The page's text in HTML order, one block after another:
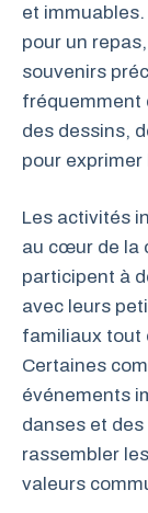
et
pour un
souvenirs
fréquemment
des dessins,
pour
Les activités
au cœur de la
participent à
avec leurs
familiaux tout
Certaines
événements
danses et
rassembler
valeurs